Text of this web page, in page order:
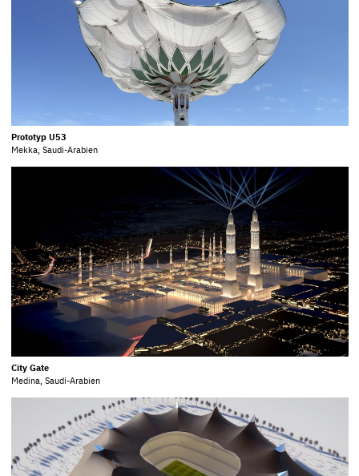
Prototyp U53
Mekka, Saudi-Arabien
City Gate
Medina, Saudi-Arabien